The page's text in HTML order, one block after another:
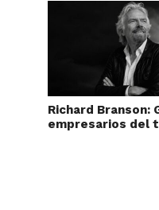
Richard Branson:
empresarios del